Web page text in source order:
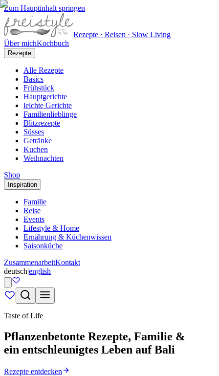
Zum Hauptinhalt springen
Rezepte · Reisen · Slow Living
Über michKochbuch
Rezepte
Alle Rezepte
Basics
Frühstück
Hauptgerichte
leichte Gerichte
Familienlieblinge
Blitzrezepte
Süsses
Getränke
Kuchen
Weihnachten
Shop
Inspiration
Familie
Reise
Events
Lifestyle & Home
Ernährung & Küchenwissen
Saisonküche
ZusammenarbeitKontakt
deutsch|english
Taste of Life
Pflanzenbetonte Rezepte, Familie &
ein entschleunigtes Leben auf Bali
Rezepte entdecken